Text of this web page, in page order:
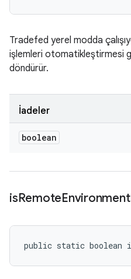
Tradefed yerel modda
işlemleri otomatikleştirmesi
döndürür.
İadeler
boolean
isRemoteEnvironment
public static boolean